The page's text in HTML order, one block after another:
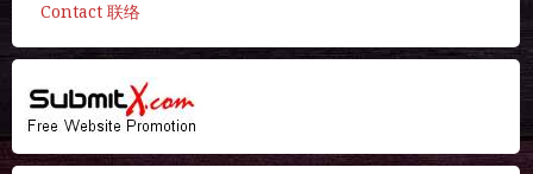
Contact 联络